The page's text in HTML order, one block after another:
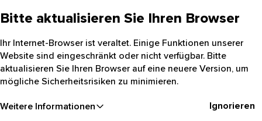
Bitte aktualisieren Sie Ihren Browser
Ihr Internet-Browser ist veraltet. Einige Funktionen unserer
Website sind eingeschränkt oder nicht verfügbar. Bitte
aktualisieren Sie Ihren Browser auf eine neuere Version, um
mögliche Sicherheitsrisiken zu minimieren.
Weitere Informationen Ignorieren